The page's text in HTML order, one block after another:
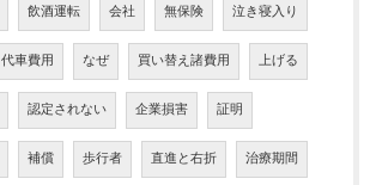
飲酒運転 会社 無保険 泣き寝入り
代車費用 なぜ 買い替え諸費用 上げる
認定されない 企業損害 証明
補償 歩行者 直進と右折 治療期間